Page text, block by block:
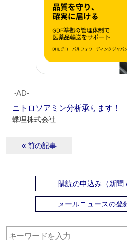
‐AD‐
ニトロソアミン分析承ります！
蝶理株式会社
« 前の記事
購読の申込み（新聞 /
メールニュースの登